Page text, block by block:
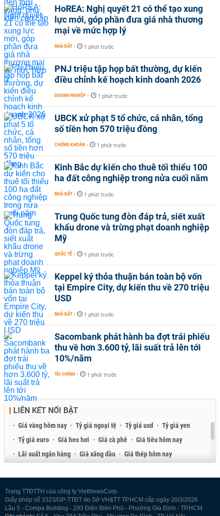
HoREA: Nghị quyết 21 có thể tạo xung
lực mới, góp phần đưa giá nhà thương
mại về mức hợp lý
NHÀ ĐẤT - 1 phút trước
PNJ triệu tập họp bất thường, dự kiến
điều chỉnh kế hoạch kinh doanh 2026
DOANH NGHIỆP - 1 phút trước
UBCK xử phạt 5 tổ chức, cá nhân, tổng
số tiền hơn 570 triệu đồng
CHỨNG KHOÁN - 1 phút trước
Kinh Bắc dự kiến cho thuê tối thiểu 100
ha đất công nghiệp trong nửa cuối năm
NHÀ ĐẤT - 1 phút trước
Trung Quốc tung đòn đáp trả, siết xuất
khẩu drone và trừng phạt doanh nghiệp
Mỹ
QUỐC TẾ - 1 phút trước
Keppel ký thỏa thuận bán toàn bộ vốn
tại Empire City, dự kiến thu về 270 triệu
USD
NHÀ ĐẤT - 1 phút trước
Sacombank phát hành ba đợt trái phiếu
thu về hơn 3.600 tỷ, lãi suất trả lên tới
10%/năm
TÀI CHÍNH - 1 phút trước
LIÊN KẾT NỔI BẬT
Giá vàng hôm nay Tỷ giá ngoại tệ Tỷ giá usd
Tỷ giá yen
Tỷ giá euro
Giá heo hơi Giá cà phê
Giá tiêu hôm nay
Lãi suất ngân hàng
Giá xăng dầu
Giá thép hôm nay
Trang TTĐTTH của công ty VietNewsCorp
Giấy phép số 3323/GP-TTĐT do Sở VH&TT TP.HCM cấp ngày 20/3/2026
Lầu 5 - Compa Building - 293 Điện Biên Phủ - Phường Gia Định - TP.HCM